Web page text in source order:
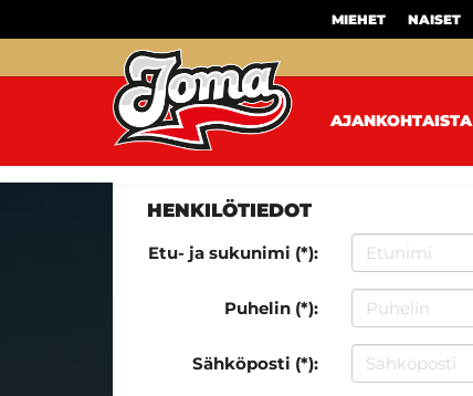
MIEHET NAISET
AJANKOHTAISTA
HENKILÖTIEDOT
Etu- ja sukunimi (*):
Puhelin (*):
Sähköposti (*):